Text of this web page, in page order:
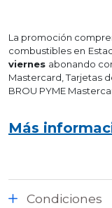
La promoción
combustibles en
viernes abonando
Mastercard, Tarjetas
BROU PYME
Más
Condiciones